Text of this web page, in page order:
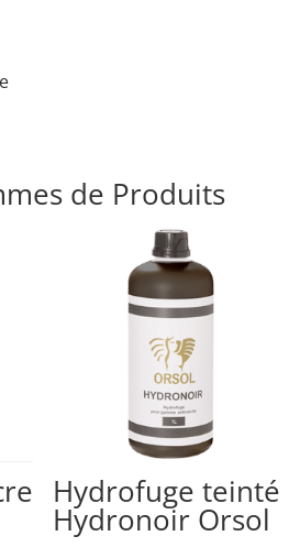
de Produits
Hydrofuge teinté
Hydronoir Orsol